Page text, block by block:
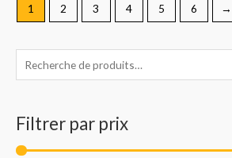
e
h
e
Filtrer par prix
1 2 3 4 5 6 →